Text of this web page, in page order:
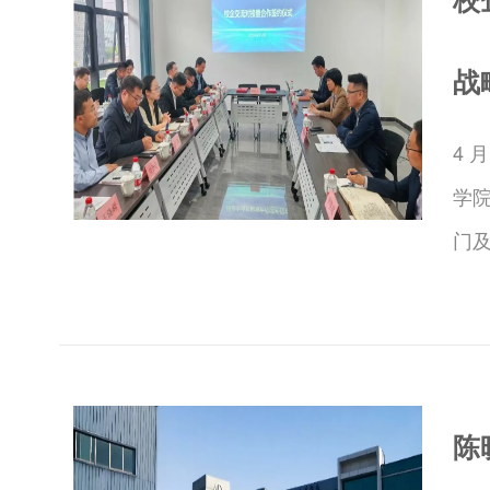
战
4
学
门
陈